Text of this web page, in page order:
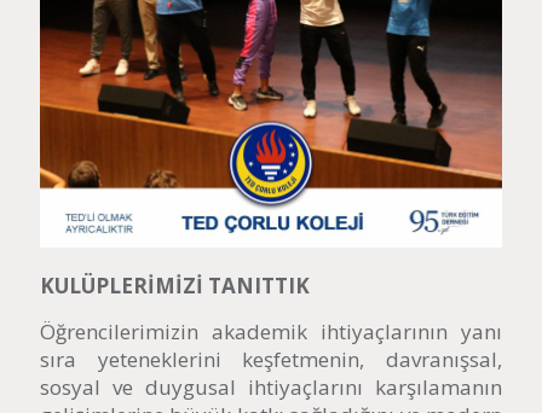
KULÜPLERİMİZİ TANITTIK
Öğrencilerimizin akademik ihtiyaçlarının yanı
sıra yeteneklerini keşfetmenin, davranışsal,
sosyal ve duygusal ihtiyaçlarını karşılamanın